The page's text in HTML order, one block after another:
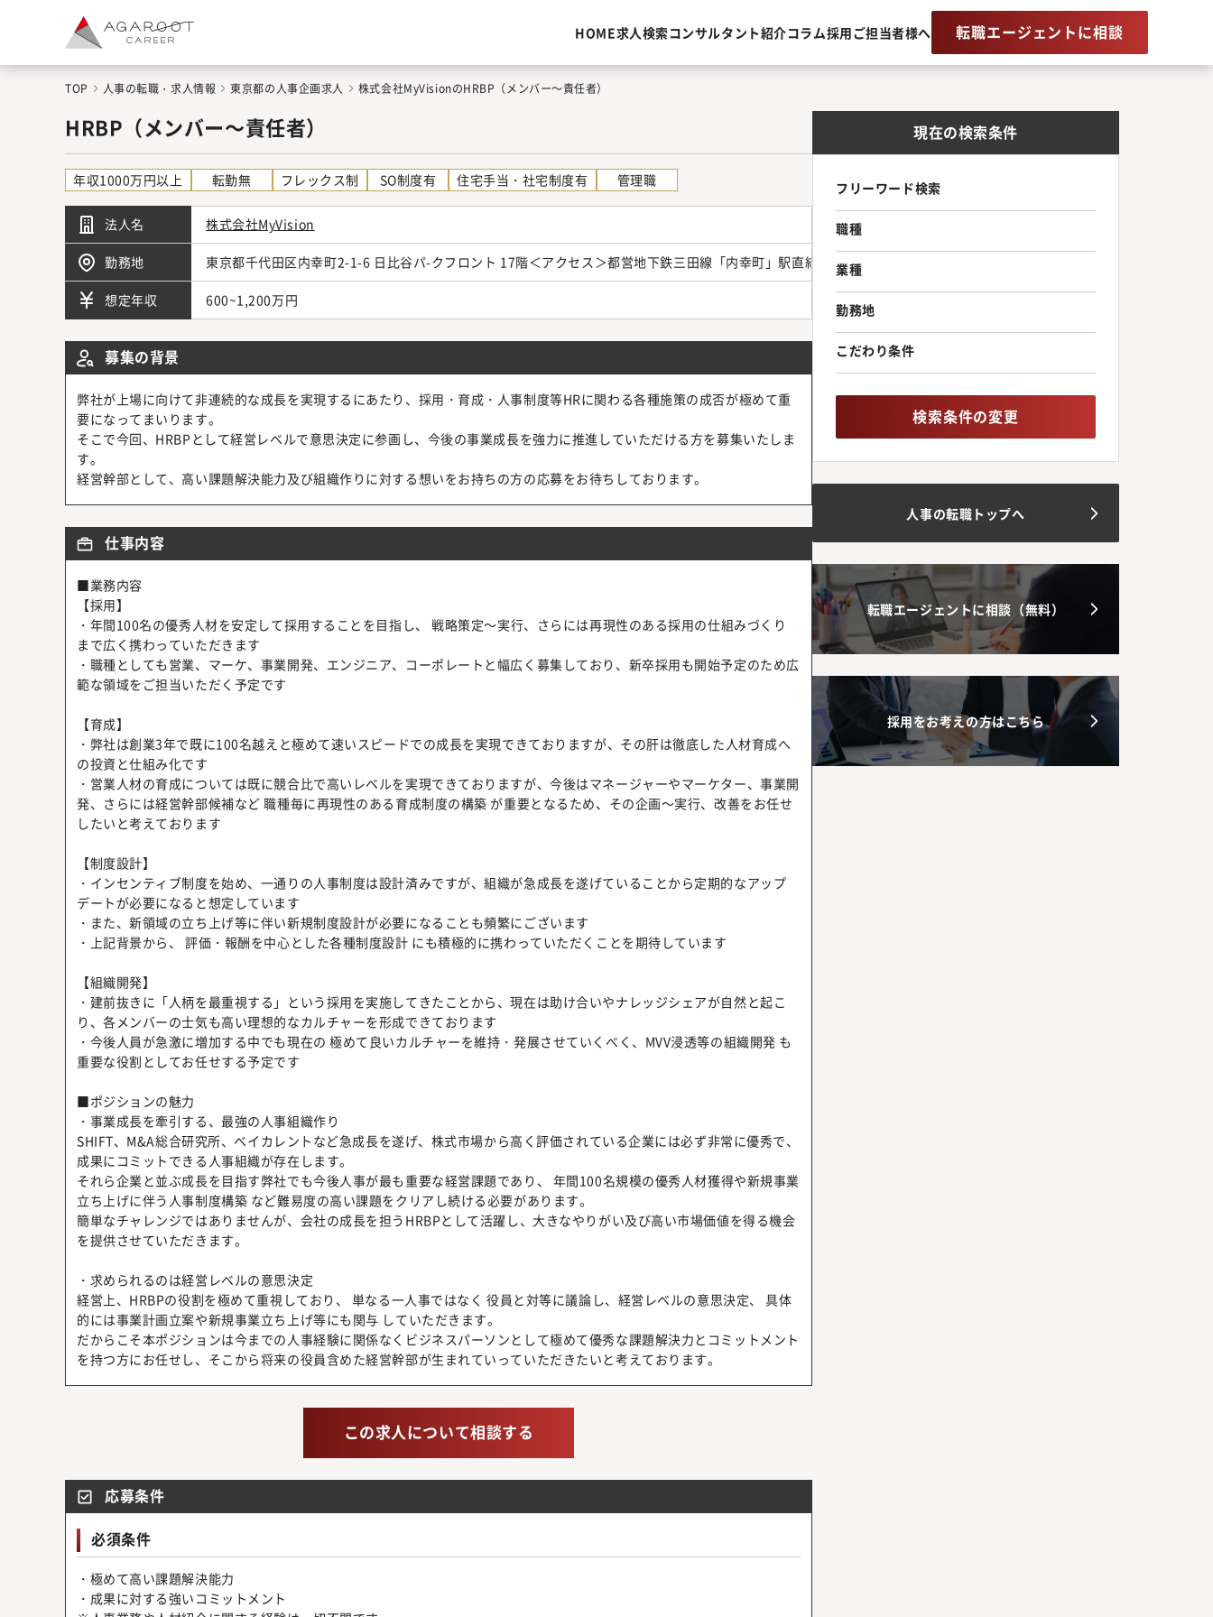
HOME求人検索コンサルタント紹介コラム採用ご担当者様へ 転職エージェントに相談
TOP 人事の転職・求人情報 東京都の人事企画求人 株式会社MyVisionのHRBP（メンバー～責任者）
HRBP（メンバー～責任者）
年収1000万円以上 転勤無 フレックス制 SO制度有 住宅手当・社宅制度有 管理職
法人名 株式会社MyVision
勤務地 東京都千代田区内幸町2-1-6 日比谷パ-クフロント 17階＜アクセス＞都営地下鉄三田線「内幸町」駅直結東京ﾒﾄﾛ千代田線・日比谷線・丸ノ内線「霞ヶ関」駅直結東京ﾒﾄﾛ
想定年収 600~1,200万円
募集の背景
弊社が上場に向けて非連続的な成長を実現するにあたり、採用・育成・人事制度等HRに関わる各種施策の成否が極めて重
要になってまいります。
そこで今回、HRBPとして経営レベルで意思決定に参画し、今後の事業成長を強力に推進していただける方を募集いたしま
す。
経営幹部として、高い課題解決能力及び組織作りに対する想いをお持ちの方の応募をお待ちしております。
仕事内容
■業務内容
【採用】
・年間100名の優秀人材を安定して採用することを目指し、 戦略策定～実行、さらには再現性のある採用の仕組みづくり
まで広く携わっていただきます
・職種としても営業、マーケ、事業開発、エンジニア、コーポレートと幅広く募集しており、新卒採用も開始予定のため広
範な領域をご担当いただく予定です
【育成】
・弊社は創業3年で既に100名越えと極めて速いスピードでの成長を実現できておりますが、その肝は徹底した人材育成へ
の投資と仕組み化です
・営業人材の育成については既に競合比で高いレベルを実現できておりますが、今後はマネージャーやマーケター、事業開
発、さらには経営幹部候補など 職種毎に再現性のある育成制度の構築 が重要となるため、その企画～実行、改善をお任せ
したいと考えております
【制度設計】
・インセンティブ制度を始め、一通りの人事制度は設計済みですが、組織が急成長を遂げていることから定期的なアップ
デートが必要になると想定しています
・また、新領域の立ち上げ等に伴い新規制度設計が必要になることも頻繁にございます
・上記背景から、 評価・報酬を中心とした各種制度設計 にも積極的に携わっていただくことを期待しています
【組織開発】
・建前抜きに「人柄を最重視する」という採用を実施してきたことから、現在は助け合いやナレッジシェアが自然と起こ
り、各メンバーの士気も高い理想的なカルチャーを形成できております
・今後人員が急激に増加する中でも現在の 極めて良いカルチャーを維持・発展させていくべく、MVV浸透等の組織開発 も
重要な役割としてお任せする予定です
■ポジションの魅力
・事業成長を牽引する、最強の人事組織作り
SHIFT、M&A総合研究所、ベイカレントなど急成長を遂げ、株式市場から高く評価されている企業には必ず非常に優秀で、
成果にコミットできる人事組織が存在します。
それら企業と並ぶ成長を目指す弊社でも今後人事が最も重要な経営課題であり、 年間100名規模の優秀人材獲得や新規事業
立ち上げに伴う人事制度構築 など難易度の高い課題をクリアし続ける必要があります。
簡単なチャレンジではありませんが、会社の成長を担うHRBPとして活躍し、大きなやりがい及び高い市場価値を得る機会
を提供させていただきます。
・求められるのは経営レベルの意思決定
経営上、HRBPの役割を極めて重視しており、 単なる一人事ではなく 役員と対等に議論し、経営レベルの意思決定、 具体
的には事業計画立案や新規事業立ち上げ等にも関与 していただきます。
だからこそ本ポジションは今までの人事経験に関係なくビジネスパーソンとして極めて優秀な課題解決力とコミットメント
を持つ方にお任せし、そこから将来の役員含めた経営幹部が生まれていっていただきたいと考えております。
この求人について相談する
応募条件
必須条件
・極めて高い課題解決能力
・成果に対する強いコミットメント
現在の検索条件
フリーワード検索
職種
業種
勤務地
こだわり条件
検索条件の変更
人事の転職トップへ
転職エージェントに相談（無料）
採用をお考えの方はこちら